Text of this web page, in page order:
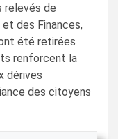
relevés de
des Finances,
été retirées
renforcent la
dérives
des citoyens